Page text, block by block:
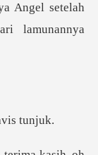
setelah